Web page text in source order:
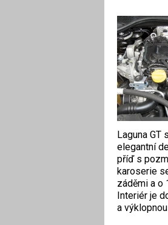
Laguna GT
elegantní
příď s
karoserie
záděmi a o
Interiér je
a